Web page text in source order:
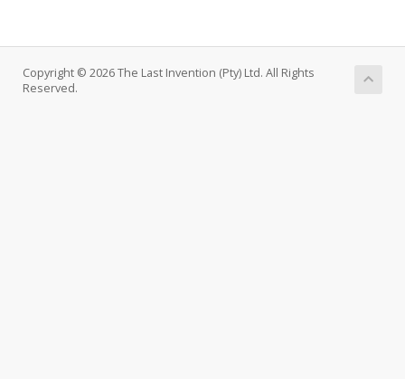
Copyright © 2026 The Last Invention (Pty) Ltd. All Rights
Reserved.